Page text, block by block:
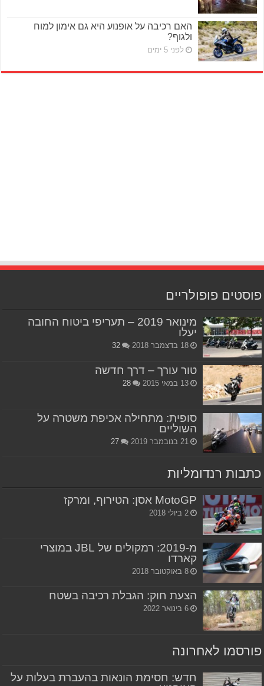
האם רכיבה על אופנוע היא גם אימון למוח
ולגוף?
לפני 5 ימים
פוסטים פופולריים
מינואר 2019 – תעריפי ביטוח החובה
יעלו
18 בדצמבר 2018 32
טור עורך – דרך חדשה
13 במאי 2015 28
סופית: מתחילה אכיפת משטרה על
השוליים
21 בנובמבר 2019 27
כתבות רנדומליות
MotoGP אסן: הטירוף, ומרקז
2 ביולי 2018
מ-2019: רמקולים של JBL במוצרי
קארדו
8 באוקטובר 2018
הצעת חוק: הגבלת רכיבה בשטח
6 בינואר 2022
פורסמו לאחרונה
חדש: חסימת הונאות בהעברת בעלות על